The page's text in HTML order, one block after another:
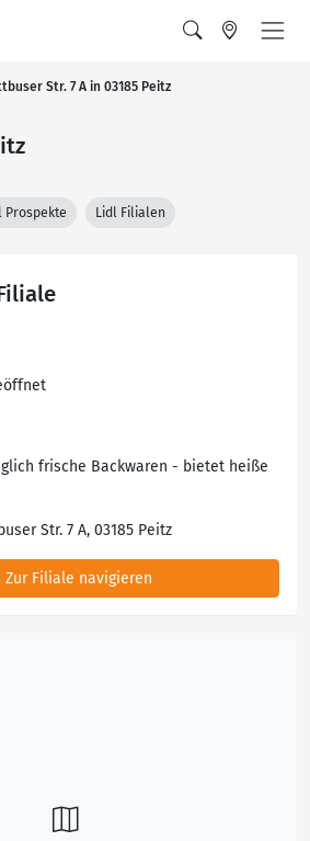
Str. 7 A in 03185 Peitz
Prospekte Lidl Filialen
frische Backwaren - bietet heiße
Str. 7 A, 03185 Peitz
Zur Filiale navigieren